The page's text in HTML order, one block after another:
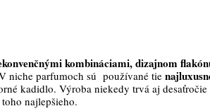
kombináciami, dizajnom
niche parfumoch sú používané tie
kadidlo. Výroba niekedy trvá aj
najlepšieho.